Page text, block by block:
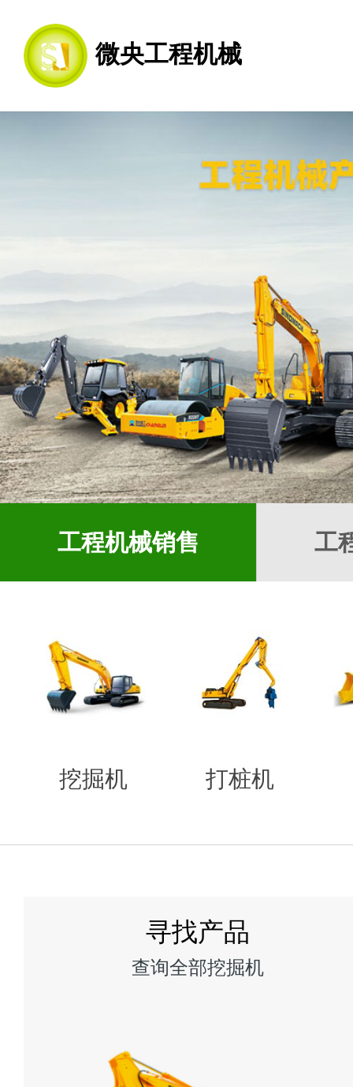
微央工程机械
工程机械销售 工
挖掘机 打桩机
打桩机租赁
查询全部打桩机